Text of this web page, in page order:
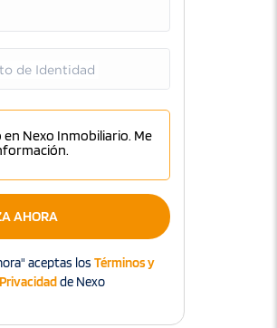
de Identidad
AHORA
aceptas los Términos y
de Nexo